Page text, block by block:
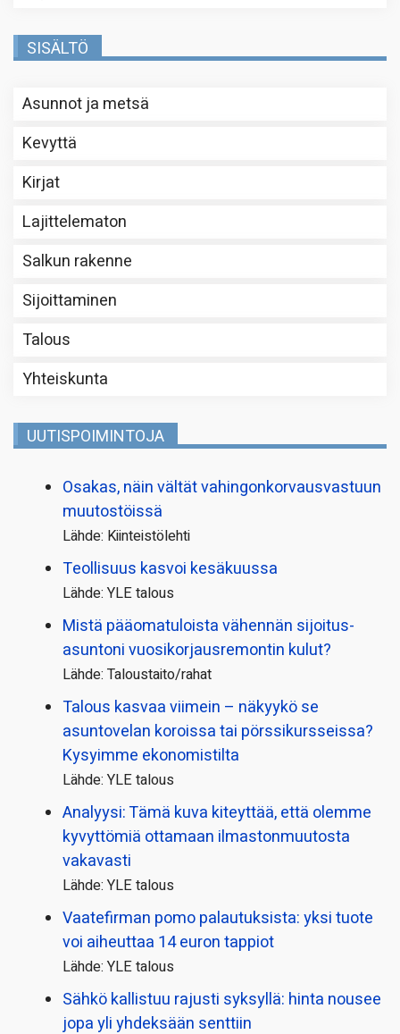
SISÄLTÖ
Asunnot ja metsä
Kevyttä
Kirjat
Lajittelematon
Salkun rakenne
Sijoittaminen
Talous
Yhteiskunta
UUTISPOIMINTOJA
Osakas, näin vältät vahingonkorvausvastuun
muutostöissä
Lähde: Kiinteistölehti
Teollisuus kasvoi kesäkuussa
Lähde: YLE talous
Mistä pääoma­tuloista vähennän sijoitus­
asuntoni vuosikorjaus­remontin kulut?
Lähde: Taloustaito/rahat
Talous kasvaa viimein – näkyykö se
asuntovelan koroissa tai pörssi­kursseissa?
Kysyimme ekonomistilta
Lähde: YLE talous
Analyysi: Tämä kuva kiteyttää, että olemme
kyvyttömiä ottamaan ilmaston­muutosta
vakavasti
Lähde: YLE talous
Vaatefirman pomo palautuksista: yksi tuote
voi aiheuttaa 14 euron tappiot
Lähde: YLE talous
Sähkö kallistuu rajusti syksyllä: hinta nousee
jopa yli yhdeksään senttiin